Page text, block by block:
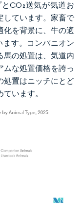
CO₂送気が気道お
しています。家畜で
化を背景に、牛の適
ます。コンパニオン
馬の処置は、気道内
ムな処置価格を誇っ
処置はニッチにとど
います。